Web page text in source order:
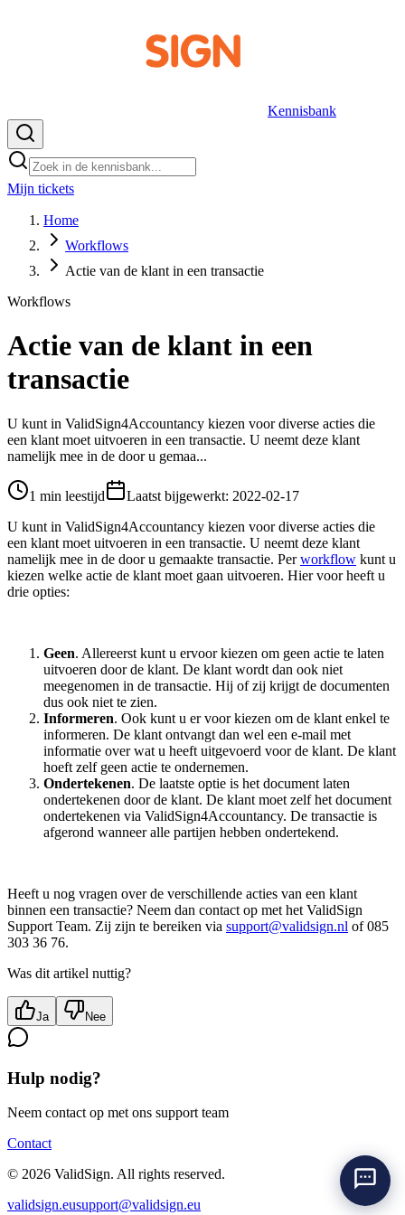
Kennisbank
Mijn tickets
Home
Workflows
Actie van de klant in een transactie
Workflows
Actie van de klant in een
transactie
U kunt in ValidSign4Accountancy kiezen voor diverse acties die
een klant moet uitvoeren in een transactie. U neemt deze klant
namelijk mee in de door u gemaa...
1 min leestijd Laatst bijgewerkt: 2022-02-17
U kunt in ValidSign4Accountancy kiezen voor diverse acties die
een klant moet uitvoeren in een transactie. U neemt deze klant
namelijk mee in de door u gemaakte transactie. Perworkflow kunt u
kiezen welke actie de klant moet gaan uitvoeren. Hier voor heeft u
drie opties:
Geen. Allereerst kunt u ervoor kiezen om geen actie te laten
uitvoeren door de klant. De klant wordt dan ook niet
meegenomen in de transactie. Hij of zij krijgt de documenten
dus ook niet te zien.
Informeren. Ook kunt u er voor kiezen om de klant enkel te
informeren. De klant ontvangt dan wel een e-mail met
informatie over wat u heeft uitgevoerd voor de klant. De klant
hoeft zelf geen actie te ondernemen.
Ondertekenen. De laatste optie is het document laten
ondertekenen door de klant. De klant moet zelf het document
ondertekenen via ValidSign4Accountancy. De transactie is
afgerond wanneer alle partijen hebben ondertekend.
Heeft u nog vragen over de verschillende acties van een klant
binnen een transactie? Neem dan contact op met het ValidSign
Support Team. Zij zijn te bereiken via support@validsign.nl of 085
303 36 76.
Was dit artikel nuttig?
Ja Nee
Hulp nodig?
Neem contact op met ons support team
Contact
© 2026 ValidSign. All rights reserved.
validsign.eusupport@validsign.eu